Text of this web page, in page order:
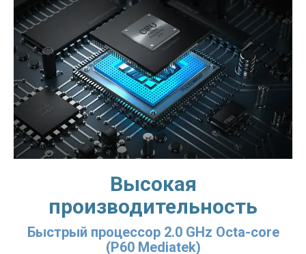
Высокая
производительность
Быстрый процессор 2.0 GHz Octa-core
(P60 Mediatek)